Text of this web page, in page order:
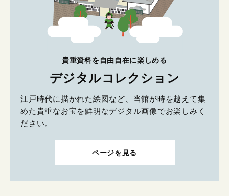
貴重資料を自由自在に楽しめる
デジタルコレクション
江戸時代に描かれた絵図など、当館が時を越えて集
めた貴重なお宝を鮮明なデジタル画像でお楽しみく
ださい。
ページを見る